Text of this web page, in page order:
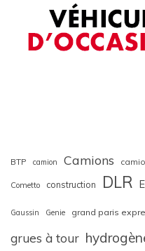
BTP camion Camions
Cometto construction DLR
Gaussin Genie grand paris
grues à tour